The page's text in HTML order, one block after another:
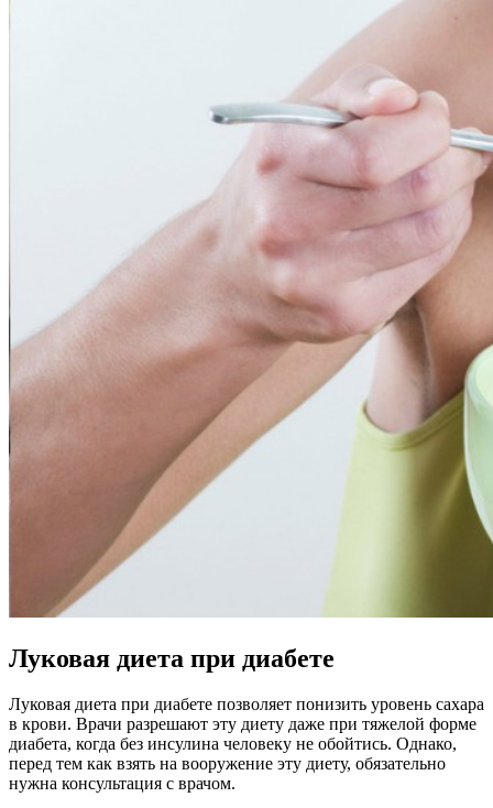
Луковая диета при диабете
Луковая диета при диабете позволяет понизить уровень сахара
в крови. Врачи разрешают эту диету даже при тяжелой форме
диабета, когда без инсулина человеку не обойтись. Однако,
перед тем как взять на вооружение эту диету, обязательно
нужна консультация с врачом.